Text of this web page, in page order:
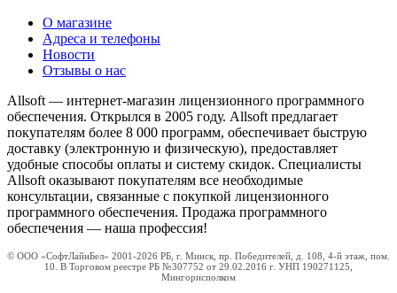
О магазине
Адреса и телефоны
Новости
Отзывы о нас
Allsoft — интернет-магазин лицензионного программного
обеспечения. Открылся в 2005 году. Allsoft предлагает
покупателям более 8 000 программ, обеспечивает быструю
доставку (электронную и физическую), предоставляет
удобные способы оплаты и систему скидок. Специалисты
Allsoft оказывают покупателям все необходимые
консультации, связанные с покупкой лицензионного
программного обеспечения. Продажа программного
обеспечения — наша профессия!
© ООО «СофтЛайнБел» 2001-2026 РБ, г. Минск, пр. Победителей, д. 108, 4-й этаж, пом.
10. В Торговом реестре РБ №307752 от 29.02.2016 г. УНП 190271125,
Мингорисполком